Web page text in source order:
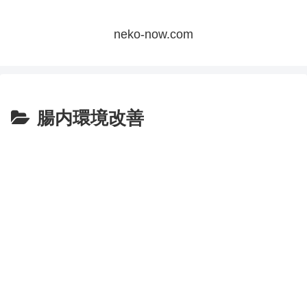
neko-now.com
腸内環境改善